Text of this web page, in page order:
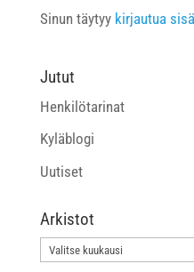
Sinun täytyy kirjautua
Jutut
Henkilötarinat
Kyläblogi
Uutiset
Arkistot
Arkistot